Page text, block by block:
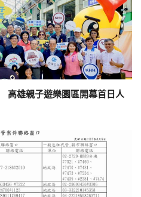
高雄親子遊樂園區開幕首日人